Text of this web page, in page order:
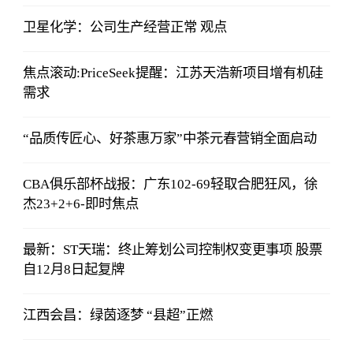
卫星化学：公司生产经营正常 观点
焦点滚动:PriceSeek提醒：江苏天浩新项目增有机硅
需求
“品质传匠心、好茶惠万家”中茶元春营销全面启动
CBA俱乐部杯战报：广东102-69轻取合肥狂风，徐
杰23+2+6-即时焦点
最新：ST天瑞：终止筹划公司控制权变更事项 股票
自12月8日起复牌
江西会昌：绿茵逐梦 “县超”正燃